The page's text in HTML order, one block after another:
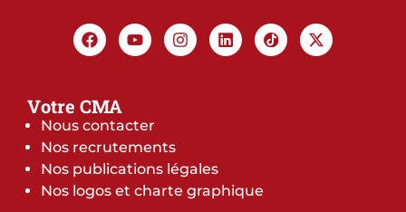
Votre CMA
Nous contacter
Nos recrutements
Nos publications légales
Nos logos et charte graphique